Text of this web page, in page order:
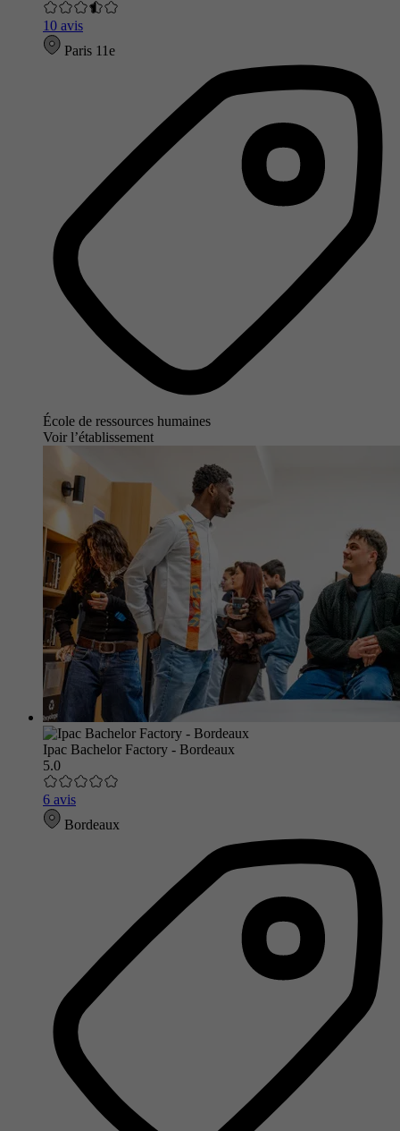
10 avis
Paris 11e
École de ressources humaines
Voir l’établissement
Ipac Bachelor Factory - Bordeaux
5.0
6 avis
Bordeaux